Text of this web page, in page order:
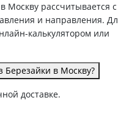
Москву рассчитывается с
и направления.
калькулятором или
Березайки в Москву?
доставке.